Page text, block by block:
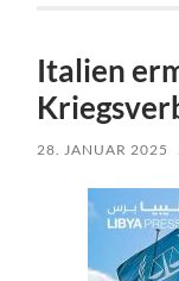
Italien
28. JANUAR 2025